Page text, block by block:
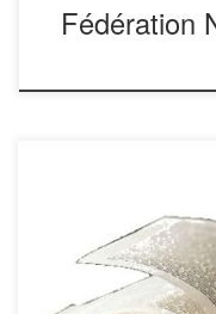
Fédération